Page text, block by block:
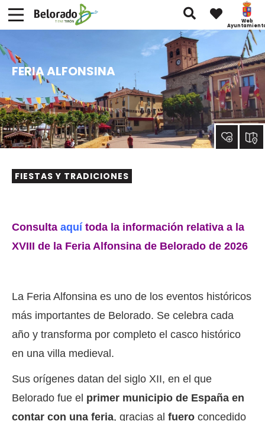
Web
FERIA ALFONSINA
FIESTAS Y TRADICIONES
Consulta aquí toda la información relativa a la
XVIII de la Feria Alfonsina de Belorado de 2026
La Feria Alfonsina es uno de los eventos históricos
más importantes de Belorado. Se celebra cada
año y transforma por completo el casco histórico
en una villa medieval.
Sus orígenes datan del siglo XII, en el que
Belorado fue el primer municipio de España en
contar con una feria, gracias al fuero concedido